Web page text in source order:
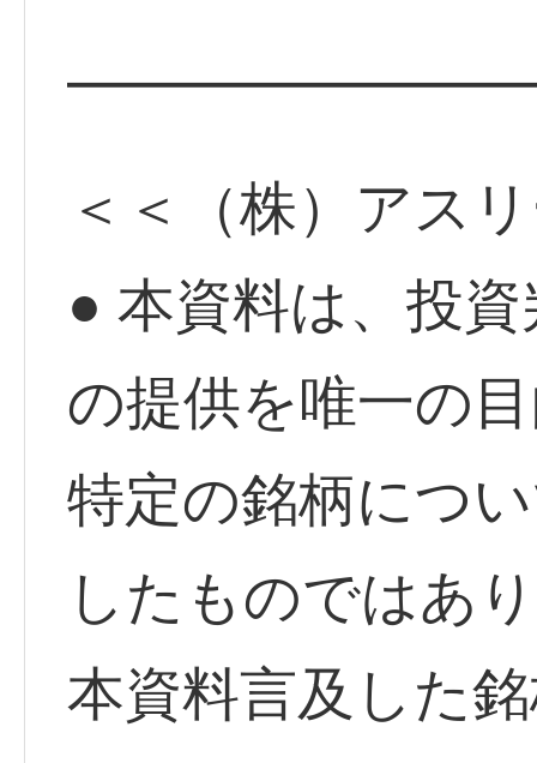
＜＜（株）アス
● 本資料は、投
の提供を唯一の
特定の銘柄につ
したものではあ
本資料言及した